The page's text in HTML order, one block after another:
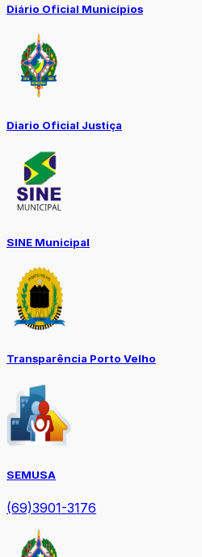
Diário Oficial Municípios
Diario Oficial Justiça
SINE Municipal
Transparência Porto Velho
SEMUSA
(69)3901-3176